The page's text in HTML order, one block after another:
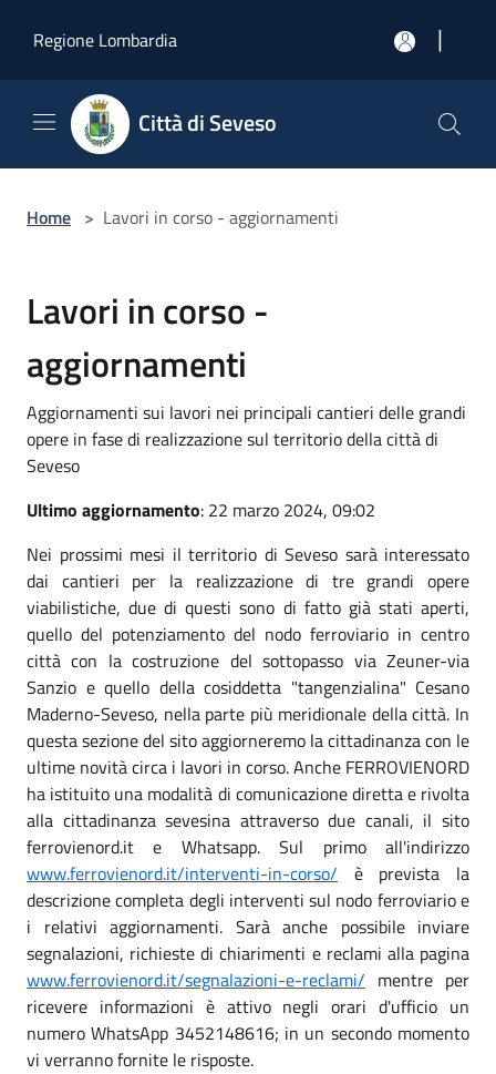
Regione Lombardia
|
Città di Seveso
Home > Lavori in corso - aggiornamenti
Lavori in corso -
aggiornamenti
Aggiornamenti sui lavori nei principali cantieri delle grandi
opere in fase di realizzazione sul territorio della città di
Seveso
Ultimo aggiornamento: 22 marzo 2024, 09:02
Nei prossimi mesi il territorio di Seveso sarà interessato
dai cantieri per la realizzazione di tre grandi opere
viabilistiche, due di questi sono di fatto già stati aperti,
quello del potenziamento del nodo ferroviario in centro
città con la costruzione del sottopasso via Zeuner-via
Sanzio e quello della cosiddetta "tangenzialina" Cesano
Maderno-Seveso, nella parte più meridionale della città. In
questa sezione del sito aggiorneremo la cittadinanza con le
ultime novità circa i lavori in corso. Anche FERROVIENORD
ha istituito una modalità di comunicazione diretta e rivolta
alla cittadinanza sevesina attraverso due canali, il sito
ferrovienord.it e Whatsapp. Sul primo all'indirizzo
www.ferrovienord.it/interventi-in-corso/ è prevista la
descrizione completa degli interventi sul nodo ferroviario e
i relativi aggiornamenti. Sarà anche possibile inviare
segnalazioni, richieste di chiarimenti e reclami alla pagina
www.ferrovienord.it/segnalazioni-e-reclami/ mentre per
ricevere informazioni è attivo negli orari d'ufficio un
numero WhatsApp 3452148616; in un secondo momento
vi verranno fornite le risposte.